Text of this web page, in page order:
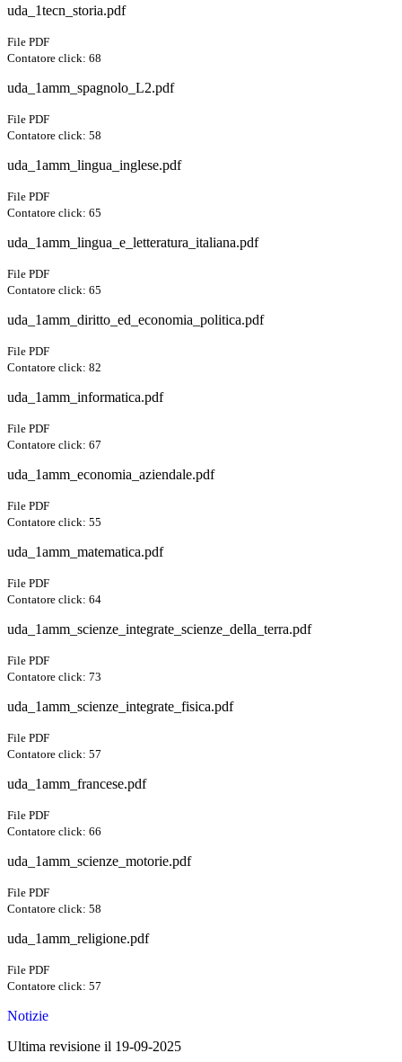
uda_1tecn_storia.pdf
File PDF
Contatore click: 68
uda_1amm_spagnolo_L2.pdf
File PDF
Contatore click: 58
uda_1amm_lingua_inglese.pdf
File PDF
Contatore click: 65
uda_1amm_lingua_e_letteratura_italiana.pdf
File PDF
Contatore click: 65
uda_1amm_diritto_ed_economia_politica.pdf
File PDF
Contatore click: 82
uda_1amm_informatica.pdf
File PDF
Contatore click: 67
uda_1amm_economia_aziendale.pdf
File PDF
Contatore click: 55
uda_1amm_matematica.pdf
File PDF
Contatore click: 64
uda_1amm_scienze_integrate_scienze_della_terra.pdf
File PDF
Contatore click: 73
uda_1amm_scienze_integrate_fisica.pdf
File PDF
Contatore click: 57
uda_1amm_francese.pdf
File PDF
Contatore click: 66
uda_1amm_scienze_motorie.pdf
File PDF
Contatore click: 58
uda_1amm_religione.pdf
File PDF
Contatore click: 57
Notizie
Ultima revisione il 19-09-2025